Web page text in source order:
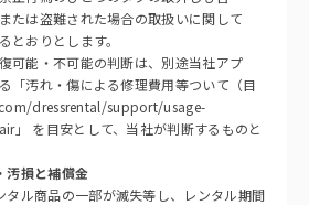
たは盗難された場合の取扱いに関して
とおりとします。
可能・不可能の判断は、別途当社アプ
「汚れ・傷による修理費用等ついて（目
dressrental/support/usage-
」 を目安として、当社が判断するものと
汚損と補償金
タル商品の一部が滅失等し、レンタル期間